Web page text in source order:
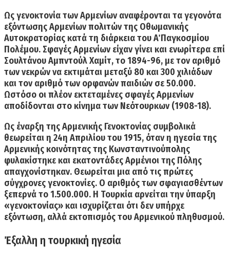
Ως γενοκτονία των Αρμενίων αναφέρονται τα γεγονότα
εξόντωσης Αρμενίων πολιτών της Οθωμανικής
Αυτοκρατορίας κατά τη διάρκεια του Α΄ Παγκοσμίου
Πολέμου. Σφαγές Αρμενίων είχαν γίνει και ενωρίτερα επί
Σουλτάνου Αμπντούλ Χαμίτ, το 1894-96, με τον αριθμό
των νεκρών να εκτιμάται μεταξύ 80 και 300 χιλιάδων
και τον αριθμό των ορφανών παιδιών σε 50.000.
Ωστόσο οι πλέον εκτεταμένες σφαγές Αρμενίων
αποδίδονται στο κίνημα των Νεότουρκων (1908-18).
Ως έναρξη της Αρμενικής Γενοκτονίας συμβολικά
θεωρείται η 24η Απριλίου του 1915, όταν η ηγεσία της
Αρμενικής κοινότητας της Κωνσταντινούπολης
φυλακίστηκε και εκατοντάδες Αρμένιοι της Πόλης
απαγχονίστηκαν. Θεωρείται μια από τις πρώτες
σύγχρονες γενοκτονίες. O αριθμός των σφαγιασθέντων
ξεπερνά το 1.500.000. Η Τουρκία αρνείται την ύπαρξη
«γενοκτονίας» και ισχυρίζεται ότι δεν υπήρχε
εξόντωση, αλλά εκτοπισμός του Αρμενικού πληθυσμού.
Έξαλλη η τουρκική ηγεσία